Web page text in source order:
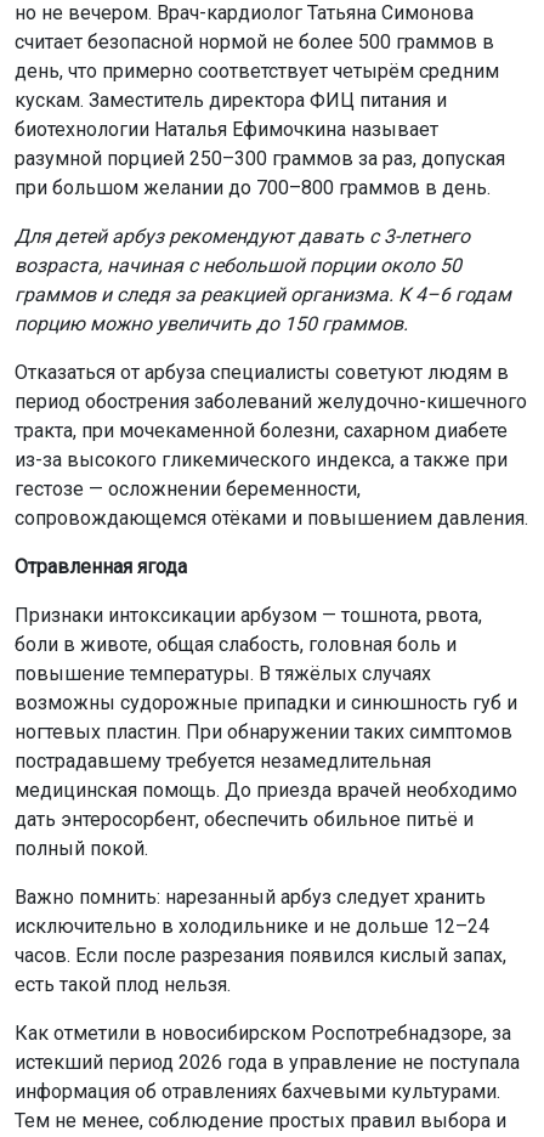
но не вечером. Врач-кардиолог Татьяна Симонова
считает безопасной нормой не более 500 граммов в
день, что примерно соответствует четырём средним
кускам. Заместитель директора ФИЦ питания и
биотехнологии Наталья Ефимочкина называет
разумной порцией 250–300 граммов за раз, допуская
при большом желании до 700–800 граммов в день.
Для детей арбуз рекомендуют давать с 3-летнего
возраста, начиная с небольшой порции около 50
граммов и следя за реакцией организма. К 4–6 годам
порцию можно увеличить до 150 граммов.
Отказаться от арбуза специалисты советуют людям в
период обострения заболеваний желудочно-кишечного
тракта, при мочекаменной болезни, сахарном диабете
из-за высокого гликемического индекса, а также при
гестозе — осложнении беременности,
сопровождающемся отёками и повышением давления.
Отравленная ягода
Признаки интоксикации арбузом — тошнота, рвота,
боли в животе, общая слабость, головная боль и
повышение температуры. В тяжёлых случаях
возможны судорожные припадки и синюшность губ и
ногтевых пластин. При обнаружении таких симптомов
пострадавшему требуется незамедлительная
медицинская помощь. До приезда врачей необходимо
дать энтеросорбент, обеспечить обильное питьё и
полный покой.
Важно помнить: нарезанный арбуз следует хранить
исключительно в холодильнике и не дольше 12–24
часов. Если после разрезания появился кислый запах,
есть такой плод нельзя.
Как отметили в новосибирском Роспотребнадзоре, за
истекший период 2026 года в управление не поступала
информация об отравлениях бахчевыми культурами.
Тем не менее, соблюдение простых правил выбора и